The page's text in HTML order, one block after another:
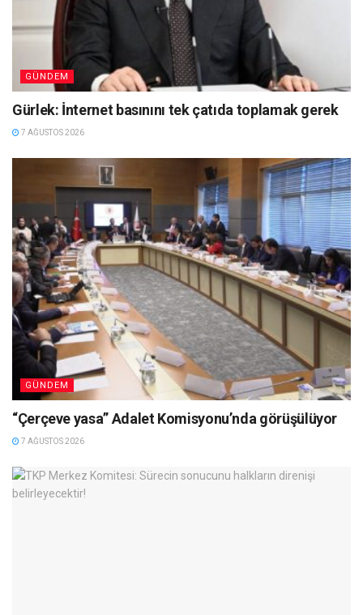
GÜNDEM
Gürlek: İnternet basınını tek çatıda toplamak gerek
7 AĞUSTOS 2026
GÜNDEM
“Çerçeve yasa” Adalet Komisyonu’nda görüşülüyor
7 AĞUSTOS 2026